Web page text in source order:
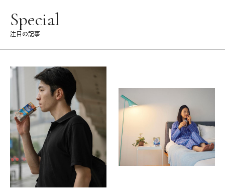
Special
注目の記事